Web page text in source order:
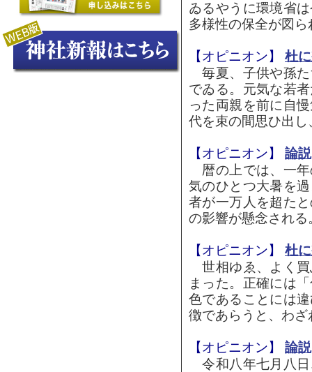
ゐるやうに環境省
多様性の保全が図
【オピニオン】 杜
毎夏、子供や孫た
でゐる。元気な若
った両親を前に自
代を束の間思ひ出
【オピニオン】 論説
暦の上では、一年
気のひとつ大暑を
者が一万人を超た
の影響が懸念され
【オピニオン】 杜
世相ゆゑ、よく買
まった。正確には
色であることには
徴であらうと、わ
【オピニオン】 論説
令和八年七月八日